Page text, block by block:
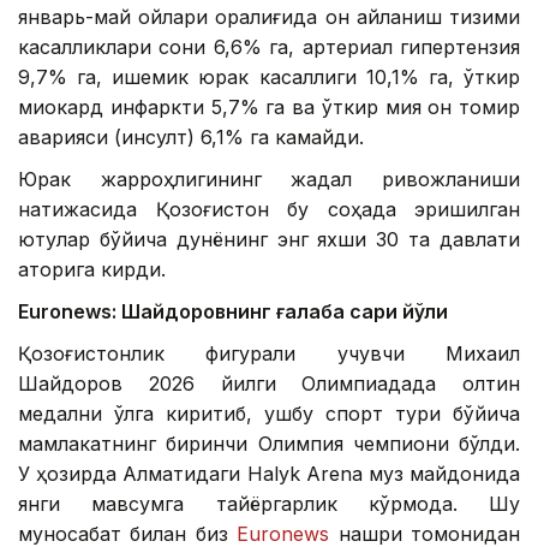
январь-май ойлари оралиғида қон айланиш тизими
касалликлари сони 6,6% га, артериал гипертензия
9,7% га, ишемик юрак касаллиги 10,1% га, ўткир
миокард инфаркти 5,7% га ва ўткир мия қон томир
аварияси (инсулт) 6,1% га камайди.
Юрак жарроҳлигининг жадал ривожланиши
натижасида Қозоғистон бу соҳада эришилган
ютуқлар бўйича дунёнинг энг яхши 30 та давлати
қаторига кирди.
Euronews: Шайдоровнинг ғалаба сари йўли
Қозоғистонлик фигурали учувчи Михаил
Шайдоров 2026 йилги Олимпиадада олтин
медални қўлга киритиб, ушбу спорт тури бўйича
мамлакатнинг биринчи Олимпия чемпиони бўлди.
У ҳозирда Алматидаги Halyk Arena муз майдонида
янги мавсумга тайёргарлик кўрмоқда. Шу
муносабат билан биз Euronews нашри томонидан